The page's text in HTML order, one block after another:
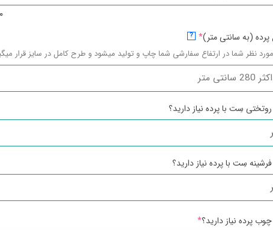
پرده (به سانتی متر)*
?
نظر شما در ارتفاع سفارشی شما چاپ و تولید میشود و طرح کامل در سایز قرار
روتختی سِت با پرده نیاز دارید؟
فرشینه سِت با پرده نیاز دارید؟
چوب پرده نیاز دارید؟*